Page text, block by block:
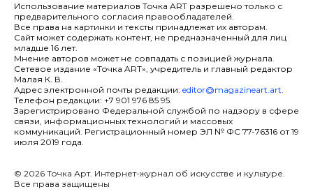
Использование материалов Точка ART разрешено только с
предварительного согласия правообладателей.
Все права на картинки и тексты принадлежат их авторам.
Сайт может содержать контент, не предназначенный для лиц
младше 16 лет.
Мнение авторов может не совпадать с позицией журнала.
Сетевое издание «Точка ART», учредитель и главный редактор
Малая К. В.
Адрес электронной почты редакции: editor@magazineart.art.
Телефон редакции: +7 901 976 85 95.
Зарегистрировано Федеральной службой по надзору в сфере
связи, информационных технологий и массовых
коммуникаций. Регистрационный номер ЭЛ № ФС 77-76316 от 19
июля 2019 года.
© 2026 Точка Арт. Интернет-журнал об искусстве и культуре.
Все права защищены